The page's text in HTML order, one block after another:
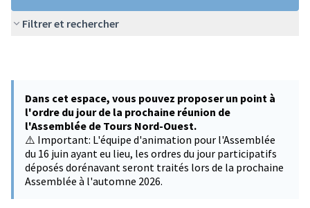
Filtrer et rechercher
Dans cet espace, vous pouvez proposer un point à
l'ordre du jour de la prochaine réunion de
l'Assemblée de Tours Nord-Ouest.
⚠️ Important: L'équipe d'animation pour l'Assemblée
du 16 juin ayant eu lieu, les ordres du jour participatifs
déposés dorénavant seront traités lors de la prochaine
Assemblée à l'automne 2026.